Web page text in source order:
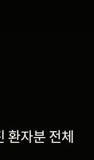
환자분 전체